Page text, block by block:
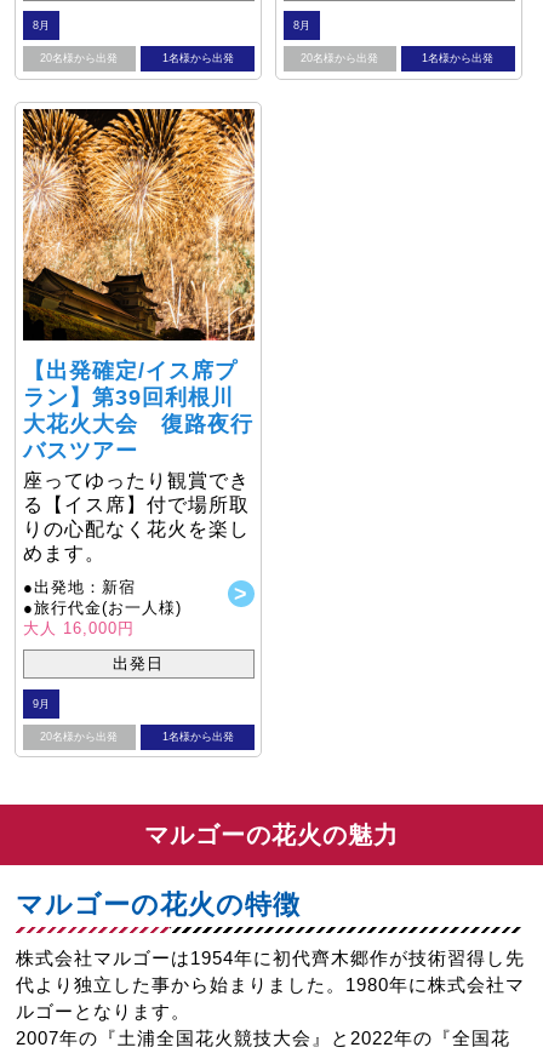
8月
20名様から出発 1名様から出発
8月
20名様から出発 1名様から出発
【出発確定/イス席プ
ラン】第39回利根川
大花火大会 復路夜行
バスツアー
座ってゆったり観賞でき
る【イス席】付で場所取
りの心配なく花火を楽し
めます。
●出発地：新宿
●旅行代金(お一人様)
大人 16,000円
出発日
9月
20名様から出発 1名様から出発
マルゴーの花火の魅力
マルゴーの花火の特徴
株式会社マルゴーは1954年に初代齊木郷作が技術習得し先
代より独立した事から始まりました。1980年に株式会社マ
ルゴーとなります。
2007年の『土浦全国花火競技大会』と2022年の『全国花